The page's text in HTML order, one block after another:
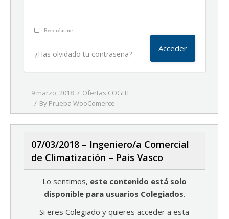
Recordarme
¿Has olvidado tu contraseña?
9 marzo, 2018
Ofertas COGITI
By Prueba WooComerce
07/03/2018 – Ingeniero/a Comercial
de Climatización – Pais Vasco
Lo sentimos, este contenido está solo
disponible para usuarios Colegiados.
Si eres Colegiado y quieres acceder a esta